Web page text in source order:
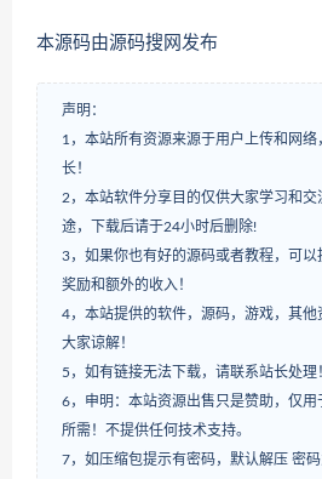
本源码由源码搜网发布
声明：
1，本站所有资源来源于用户上传和网
长！
2，本站软件分享目的仅供大家学习和交
途，下载后请于24小时后删除!
3，如果你也有好的源码或者教程，可以
奖励和额外的收入！
4，本站提供的软件，源码，游戏，其
大家谅解！
5，如有链接无法下载，请联系站长处理
6，申明：本站资源出售只是赞助，仅用
所需！不提供任何技术支持。
7，如压缩包提示有密码，默认解压 密码